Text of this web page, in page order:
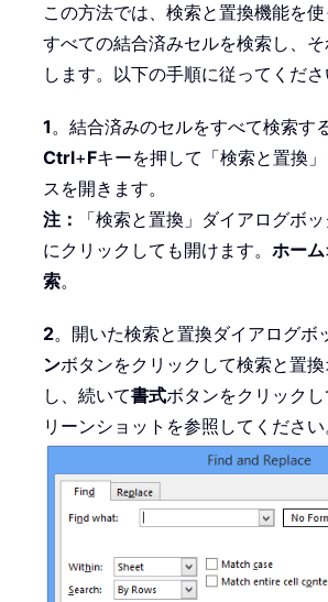
この方法では、検索と置換機能を
すべての結合済みセルを検索し、
します。以下の手順に従ってくださ
1。結合済みのセルをすべて検索す
Ctrl+Fキーを押して「検索と置換
スを開きます。
注：
「検索と置換」ダイアログボ
にクリックしても開けます。 ホーム
索。
2。開いた検索と置換ダイアログボ
ンボタンをクリックして検索と置
し、続いて書式ボタンをクリック
リーンショットを参照してください